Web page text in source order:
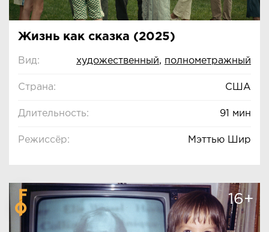
Жизнь как сказка (2025)
Вид: художественный, полнометражный
Страна: США
Длительность: 91 мин
Режиссёр: Мэттью Шир
16+